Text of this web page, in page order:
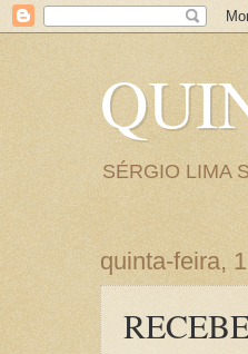
SÉRGIO LIMA
quinta-feira,